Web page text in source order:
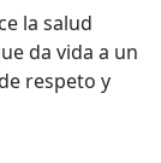
la salud
da vida a un
respeto y